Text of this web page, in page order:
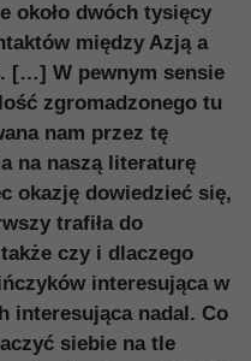
około dwóch tysięcy
między Azją a
[…] W pewnym sensie
zgromadzonego tu
nam przez tę
na naszą literaturę
okazję dowiedzieć się,
trafiła do
czy i dlaczego
interesująca w
interesująca nadal. Co
siebie na tle